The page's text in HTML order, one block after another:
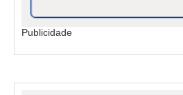
Publicidade